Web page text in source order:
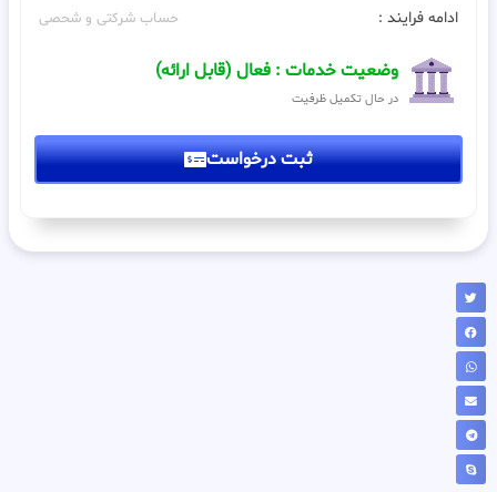
ادامه فرایند : حساب شرکتی و شحصی
وضعیت خدمات : فعال (قابل ارائه)
در حال تکمیل ظرفیت
ثبت درخواست